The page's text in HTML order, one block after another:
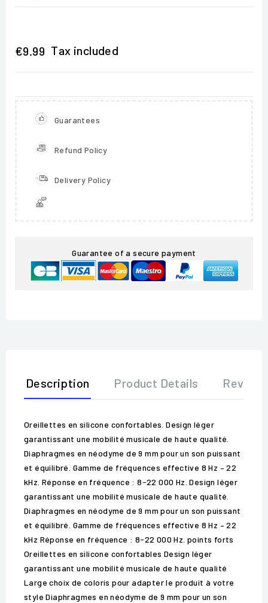
€9.99 Tax included
Guarantees
Refund Policy
Delivery Policy
Guarantee of a secure payment
Description Product Details
Oreillettes en silicone confortables. Design léger
garantissant une mobilité musicale de haute qualité.
Diaphragmes en néodyme de 9 mm pour un son puissant
et équilibré. Gamme de fréquences effective 8 Hz – 22
kHz. Réponse en fréquence : 8-22 000 Hz. Design léger
garantissant une mobilité musicale de haute qualité.
Diaphragmes en néodyme de 9 mm pour un son puissant
et équilibré. Gamme de fréquences effective 8 Hz – 22
kHz Réponse en fréquence : 8-22 000 Hz. points forts
Oreillettes en silicone confortables Design léger
garantissant une mobilité musicale de haute qualité
Large choix de coloris pour adapter le produit à votre
style Diaphragmes en néodyme de 9 mm pour un son